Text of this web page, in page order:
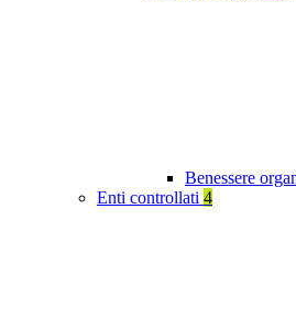
Benessere
Enti controllati 4